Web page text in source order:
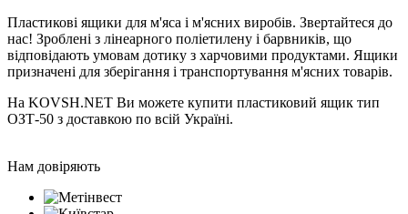
Пластикові ящики для м'яса і м'ясних виробів. Звертайтеся до
нас! Зроблені з лінеарного поліетилену і барвників, що
відповідають умовам дотику з харчовими продуктами. Ящики
призначені для зберігання і транспортування м'ясних товарів.
На KOVSH.NET Ви можете купити пластиковий ящик тип
ОЗТ-50 з доставкою по всій Україні.
Нам довіряють